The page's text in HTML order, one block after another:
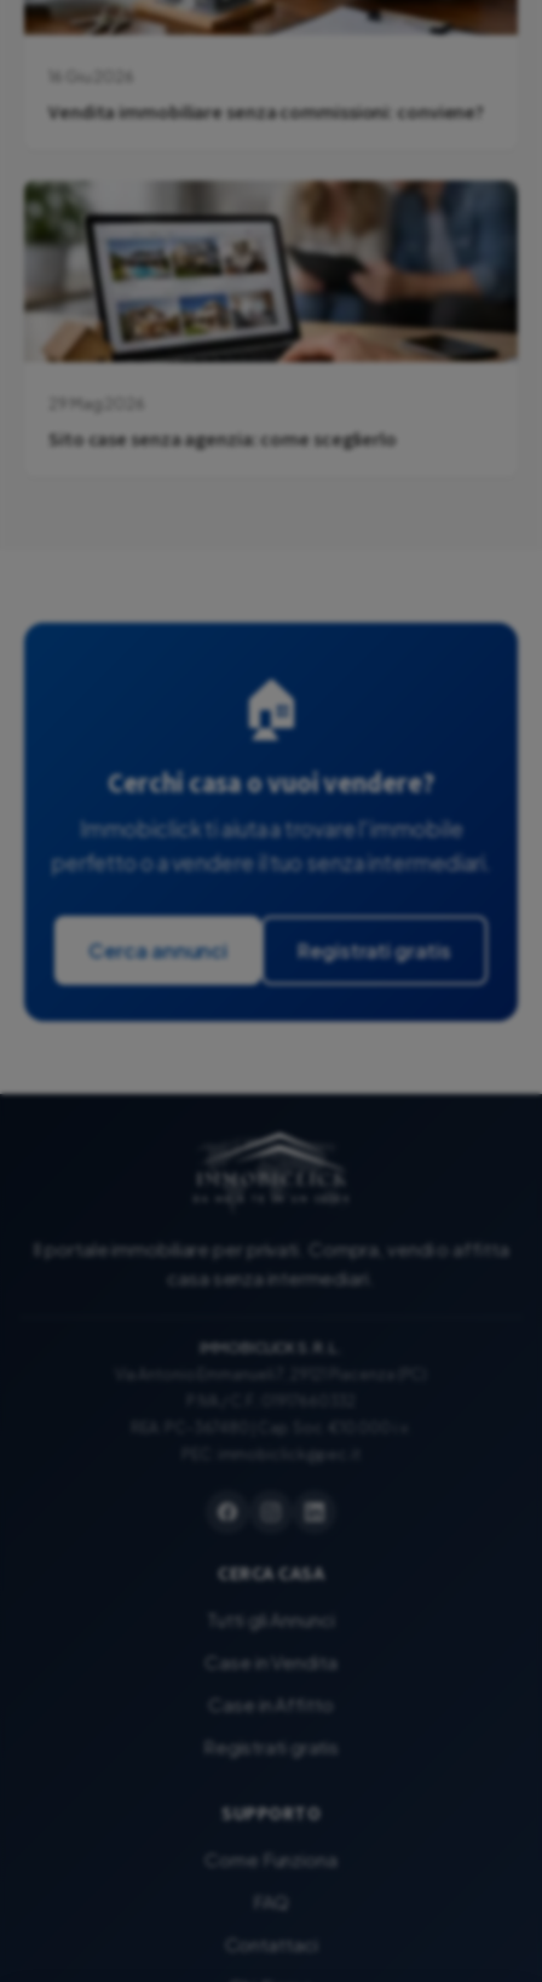
Vendita immobiliare senza commissioni: conviene?
29 Mag 2026
Sito case senza agenzia: come sceglierlo
🏠
Cerchi casa o vuoi vendere?
Immobiclick ti aiuta a trovare l'immobile
perfetto o a vendere il tuo senza intermediari.
Cerca annunci Registrati gratis
Il portale immobiliare per privati. Compra, vendi o affitta
casa senza intermediari.
IMMOBICLICK S.R.L.
CERCA CASA
Tutti gli Annunci
Case in Vendita
Case in Affitto
Registrati gratis
SUPPORTO
Come Funziona
FAQ
Contattaci